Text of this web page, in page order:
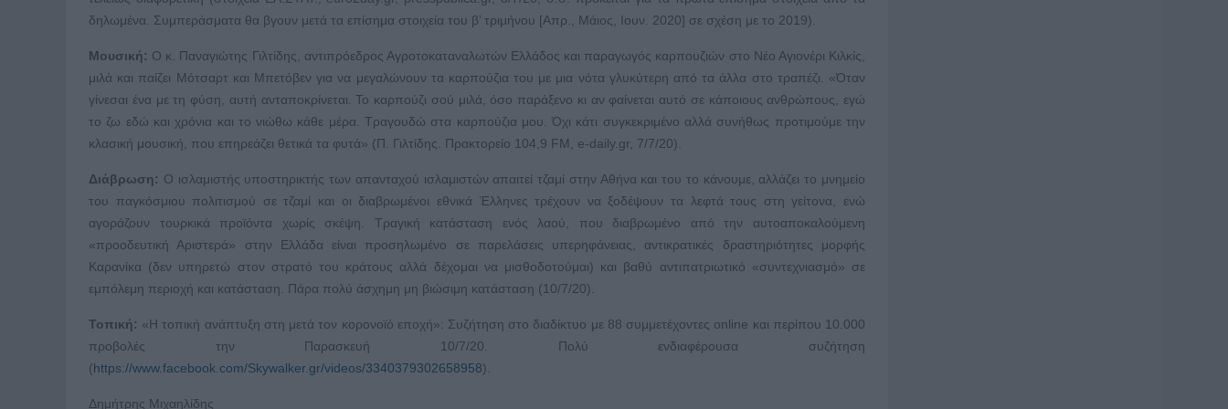
δηλωμένα. Συμπεράσματα θα βγουν μετά τα επίσημα στοιχεία του β’ τριμήνου [Απρ., Μάιος, Ιουν. 2020] σε σχέση με το 2019).
Μουσική: Ο κ. Παναγιώτης Γιλτίδης, αντιπρόεδρος Αγροτοκαταναλωτών Ελλάδος και παραγωγός καρπουζιών στο Νέο Αγιονέρι Κιλκίς,
μιλά και παίζει Μότσαρτ και Μπετόβεν για να μεγαλώνουν τα καρπούζια του με μια νότα γλυκύτερη από τα άλλα στο τραπέζι. «Όταν
γίνεσαι ένα με τη φύση, αυτή ανταποκρίνεται. Το καρπούζι σού μιλά, όσο παράξενο κι αν φαίνεται αυτό σε κάποιους ανθρώπους, εγώ
το ζω εδώ και χρόνια και το νιώθω κάθε μέρα. Τραγουδώ στα καρπούζια μου. Όχι κάτι συγκεκριμένο αλλά συνήθως προτιμούμε την
κλασική μουσική, που επηρεάζει θετικά τα φυτά» (Π. Γιλτίδης. Πρακτορείο 104,9 FM, e-daily.gr, 7/7/20).
Διάβρωση: Ο ισλαμιστής υποστηρικτής των απανταχού ισλαμιστών απαιτεί τζαμί στην Αθήνα και του το κάνουμε, αλλάζει το μνημείο
του παγκόσμιου πολιτισμού σε τζαμί και οι διαβρωμένοι εθνικά Έλληνες τρέχουν να ξοδέψουν τα λεφτά τους στη γείτονα, ενώ
αγοράζουν τουρκικά προϊόντα χωρίς σκέψη. Τραγική κατάσταση ενός λαού, που διαβρωμένο από την αυτοαποκαλούμενη
«προοδευτική Αριστερά» στην Ελλάδα είναι προσηλωμένο σε παρελάσεις υπερηφάνειας, αντικρατικές δραστηριότητες μορφής
Καρανίκα (δεν υπηρετώ στον στρατό του κράτους αλλά δέχομαι να μισθοδοτούμαι) και βαθύ αντιπατριωτικό «συντεχνιασμό» σε
εμπόλεμη περιοχή και κατάσταση. Πάρα πολύ άσχημη μη βιώσιμη κατάσταση (10/7/20).
Τοπική: «H τοπική ανάπτυξη στη μετά τον κορονοϊό εποχή»: Συζήτηση στο διαδίκτυο με 88 συμμετέχοντες online και περίπου 10.000
προβολές την Παρασκευή 10/7/20. Πολύ ενδιαφέρουσα συζήτηση
(https://www.facebook.com/Skywalker.gr/videos/3340379302658958).
Δημήτρης Μιχαηλίδης